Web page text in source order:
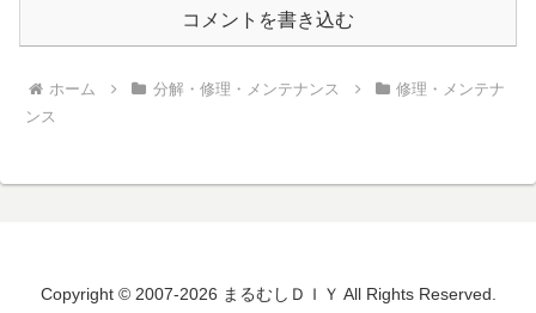
コメントを書き込む
ホーム 分解・修理・メンテナンス
修理・メンテナ
ンス
Copyright © 2007-2026 まるむしＤＩＹ All Rights Reserved.